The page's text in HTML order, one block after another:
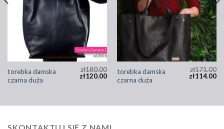
torebka damska
czarna duża
zł180.00
zł120.00
torebka damska
czarna duża
zł171.00
zł114.00